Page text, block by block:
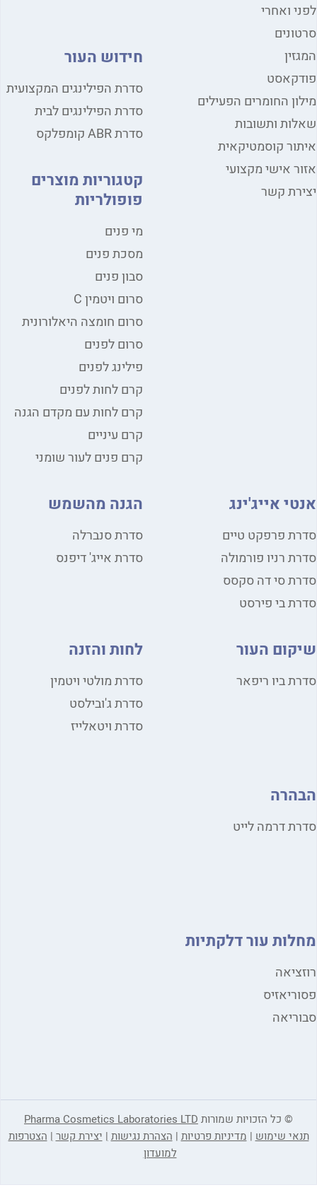
לפני ואחרי
סרטונים
המגזין
פודקאסט
מילון החומרים הפעילים
שאלות ותשובות
איתור קוסמטיקאית
אזור אישי מקצועי
יצירת קשר
חידוש העור
סדרת הפילינגים המקצועית
סדרת הפילינגים לבית
סדרת ABR קומפלקס
קטגוריות מוצרים
פופולריות
מי פנים
מסכת פנים
סבון פנים
סרום ויטמין C
סרום חומצה היאלורונית
סרום לפנים
פילינג לפנים
קרם לחות לפנים
קרם לחות עם מקדם הגנה
קרם עיניים
קרם פנים לעור שומני
אנטי אייג'ינג
סדרת פרפקט טיים
סדרת רניו פורמולה
סדרת סי דה סקסס
סדרת בי פירסט
שיקום העור
סדרת ביו ריפאר
הגנה מהשמש
סדרת סנברלה
סדרת אייג' דיפנס
לחות והזנה
סדרת מולטי ויטמין
סדרת ג'ובילסט
סדרת ויטאלייז
הבהרה
סדרת דרמה לייט
מחלות עור דלקתיות
רוזציאה
פסוריאזיס
סבוריאה
© כל הזכויות שמורות Pharma Cosmetics Laboratories LTD
תנאי שימוש | מדיניות פרטיות | הצהרת נגישות | יצירת קשר | הצטרפות
למועדון